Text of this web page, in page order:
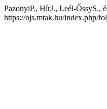
PazonyiP., HírJ., Leél-ŐssyS.,
https://ojs.mtak.hu/index.php/